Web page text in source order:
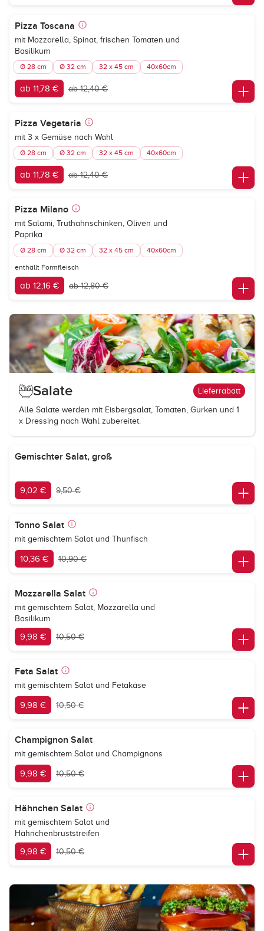
Pizza Toscana
mit Mozzarella, Spinat, frischen Tomaten und
Basilikum
Ø 28 cm Ø 32 cm 32 x 45 cm 40x60cm
ab 11,78 € ab 12,40 €
Pizza Vegetaria
mit 3 x Gemüse nach Wahl
Ø 28 cm Ø 32 cm 32 x 45 cm 40x60cm
ab 11,78 € ab 12,40 €
Pizza Milano
mit Salami, Truthahnschinken, Oliven und
Paprika
Ø 28 cm Ø 32 cm 32 x 45 cm 40x60cm
enthällt Formfleisch
ab 12,16 € ab 12,80 €
Salate Lieferrabatt
Alle Salate werden mit Eisbergsalat, Tomaten, Gurken und 1
x Dressing nach Wahl zubereitet.
Gemischter Salat, groß
9,02 € 9,50 €
Tonno Salat
mit gemischtem Salat und Thunfisch
10,36 € 10,90 €
Mozzarella Salat
mit gemischtem Salat, Mozzarella und
Basilikum
9,98 € 10,50 €
Feta Salat
mit gemischtem Salat und Fetakäse
9,98 € 10,50 €
Champignon Salat
mit gemischtem Salat und Champignons
9,98 € 10,50 €
Hähnchen Salat
mit gemischtem Salat und
Hähnchenbruststreifen
9,98 € 10,50 €